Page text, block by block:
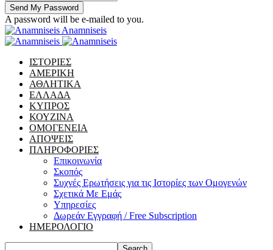
A password will be e-mailed to you.
Anamniseis
ΙΣΤΟΡΙΕΣ
ΑΜΕΡΙΚΗ
ΑΘΛΗΤΙΚΑ
ΕΛΛΑΔΑ
ΚΥΠΡΟΣ
ΚΟΥΖΙΝΑ
ΟΜΟΓΕΝΕΙΑ
ΑΠΟΨΕΙΣ
ΠΛΗΡΟΦΟΡΙΕΣ
Επικοινωνία
Σκοπός
Συχνές Ερωτήσεις για τις Ιστορίες των Ομογενών
Σχετικά Με Εμάς
Υπηρεσίες
Δωρεάν Εγγραφή / Free Subscription
ΗΜΕΡΟΛΟΓΙΟ